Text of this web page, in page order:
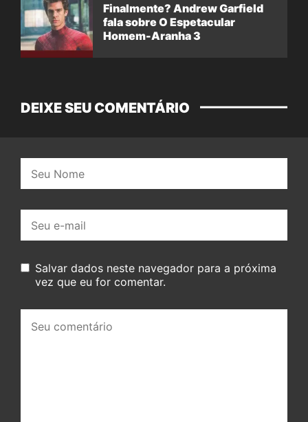
Finalmente? Andrew Garfield
fala sobre O Espetacular
Homem-Aranha 3
DEIXE SEU COMENTÁRIO
mail:
Salvar dados neste navegador para a próxima
vez que eu for comentar.
comentário: